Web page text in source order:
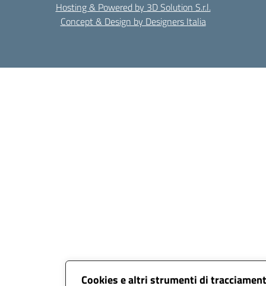
Cookies e altri strumenti di
Hosting & Powered by 3D Solution S.r.l.
Concept & Design by Designers Italia